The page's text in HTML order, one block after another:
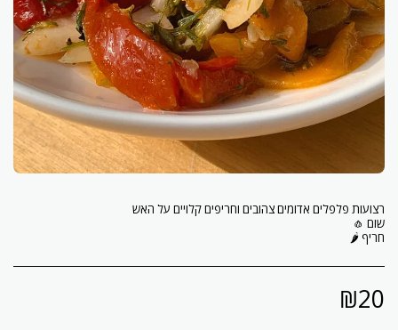
חריף 🌶
₪20